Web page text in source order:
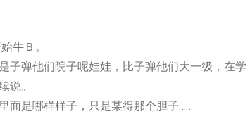
Ｂ。
他们院子呢娃娃，比子弹他们大一级，在学
说。
是哪样样子，只是某得那个胆子……